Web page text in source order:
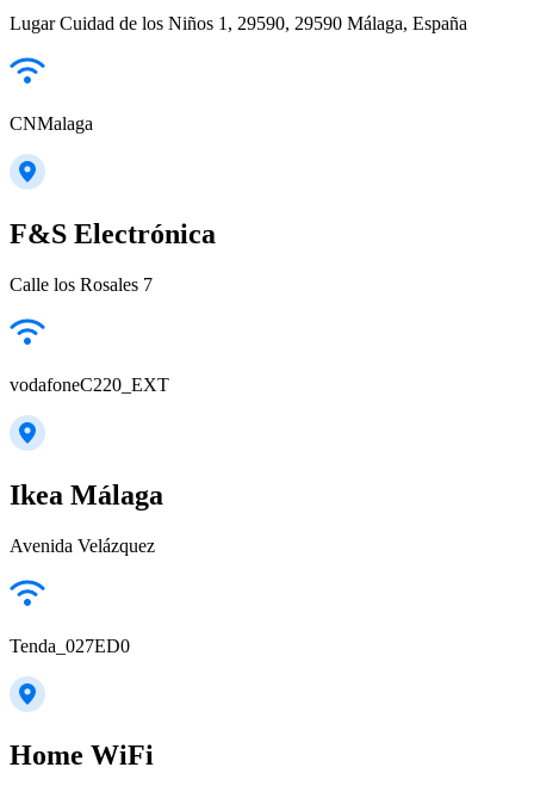
Lugar Cuidad de los Niños 1, 29590, 29590 Málaga, España
CNMalaga
F&S Electrónica
Calle los Rosales 7
vodafoneC220_EXT
Ikea Málaga
Avenida Velázquez
Tenda_027ED0
Home WiFi